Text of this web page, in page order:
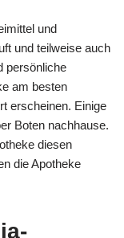
und
und teilweise auch
persönliche
am besten
erscheinen. Einige
Boten nachhause.
diesen
die Apotheke